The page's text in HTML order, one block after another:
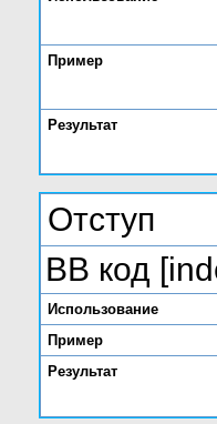
Пример
Результат
Отступ
BB код
Использование
Пример
Результат